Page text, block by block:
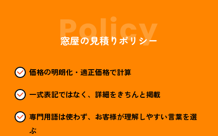
窓屋の見積りポリシー
価格の明朗化・適正価格で計算
一式表記ではなく、詳細をきちんと掲載
専門用語は使わず、お客様が理解しやすい言葉を選
ぶ